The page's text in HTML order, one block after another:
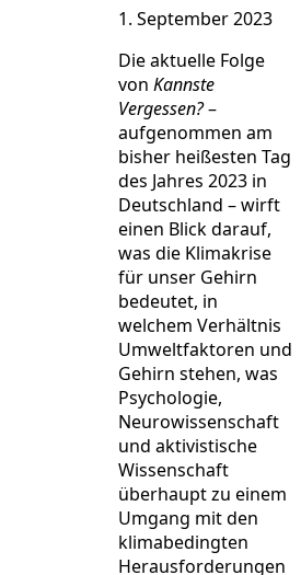
1. September 2023
Die aktuelle Folge
von Kannste
Vergessen?–
aufgenommen am
bisher heißesten Tag
des Jahres 2023 in
Deutschland – wirft
einen Blick darauf,
was die Klimakrise
für unser Gehirn
bedeutet, in
welchem Verhältnis
Umweltfaktoren und
Gehirn stehen, was
Psychologie,
Neurowissenschaft
und aktivistische
Wissenschaft
überhaupt zu einem
Umgang mit den
klimabedingten
Herausforderungen